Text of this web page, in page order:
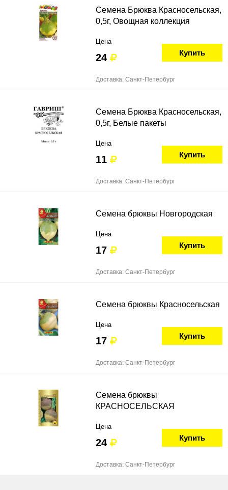
Семена Брюква Красносельская,
0,5г, Овощная коллекция
Цена
24 Купить
Доставка: Санкт-Петербург
Семена Брюква Красносельская,
0,5г, Белые пакеты
Цена
11 Купить
Доставка: Санкт-Петербург
Семена брюквы Новгородская
Цена
17 Купить
Доставка: Санкт-Петербург
Семена брюквы Красносельская
Цена
17 Купить
Доставка: Санкт-Петербург
Семена брюквы
КРАСНОСЕЛЬСКАЯ
Цена
24 Купить
Доставка: Санкт-Петербург